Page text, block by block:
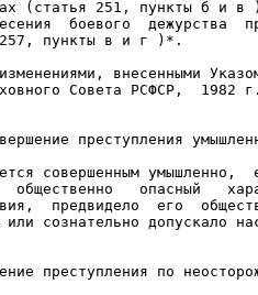
боевого  дежурства
внесенными
Совета РСФСР,
преступления
совершенным умышленно,
общественно   опасный
предвидело  его
сознательно допускало
преступления по